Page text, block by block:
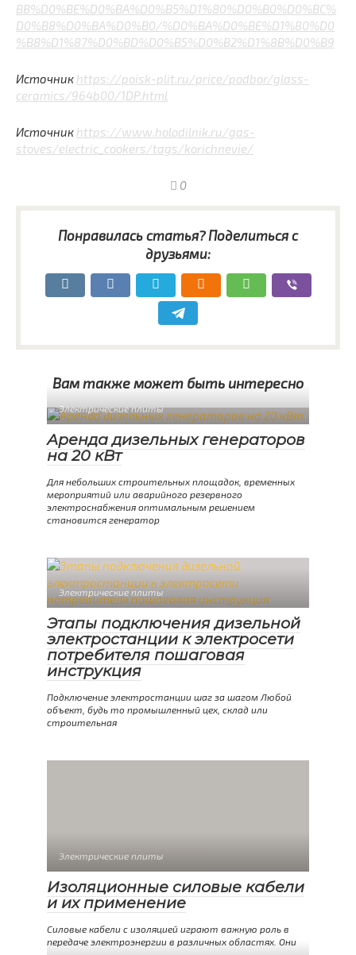
BB%D0%BE%D0%BA%D0%B5%D1%80%D0%B0%D0%BC%
D0%B8%D0%BA%D0%B0/%D0%BA%D0%BE%D1%80%D0
%B8%D1%87%D0%BD%D0%B5%D0%B2%D1%8B%D0%B9
Источник https://poisk-plit.ru/price/podbor/glass-
ceramics/964b00/1DP.html
Источник https://www.holodilnik.ru/gas-
stoves/electric_cookers/tags/korichnevie/
0
Понравилась статья? Поделиться с
друзьями:
Вам также может быть интересно
Электрические плиты
Аренда дизельных генераторов
на 20 кВт
Для небольших строительных площадок, временных
мероприятий или аварийного резервного
электроснабжения оптимальным решением
становится генератор
Электрические плиты
Этапы подключения дизельной
электростанции к электросети
потребителя пошаговая
инструкция
Подключение электростанции шаг за шагом Любой
объект, будь то промышленный цех, склад или
строительная
Электрические плиты
Изоляционные силовые кабели
и их применение
Силовые кабели с изоляцией играют важную роль в
передаче электроэнергии в различных областях. Они